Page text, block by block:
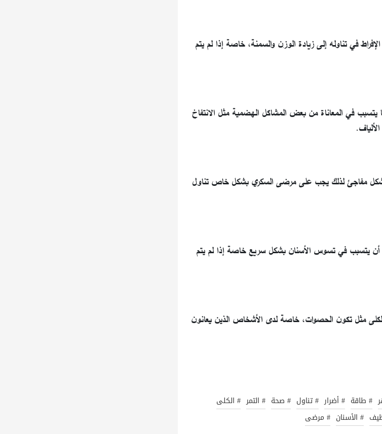
في تناوله إلى زيادة الوزن والسمنة، خاصة إذا لم يتم
يتسبب في المعاناة من بعض المشاكل الهضمية مثل الانتفاخ
بشكل مفاجئ لذلك يجب على مرضى السكري بشكل خاص تناول
يتسبب في تسوس الأسنان بشكل سريع خاصة إذا لم يتم
مثل تكون الحصوات، خاصة لدى الأشخاص الذين يعانون
# طاقة # أضرار # تناول # صحة # التمر # الكلى
# الأسنان # مرضى